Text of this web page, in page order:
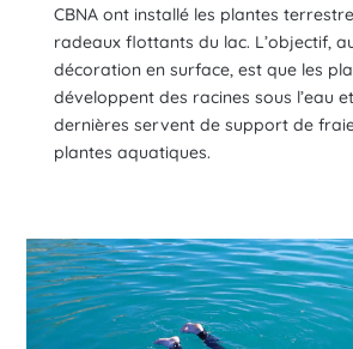
CBNA ont installé les plantes
radeaux flottants du lac. L’objectif,
décoration en surface, est que les
développent des racines sous l’eau
dernières servent de support de
plantes aquatiques.